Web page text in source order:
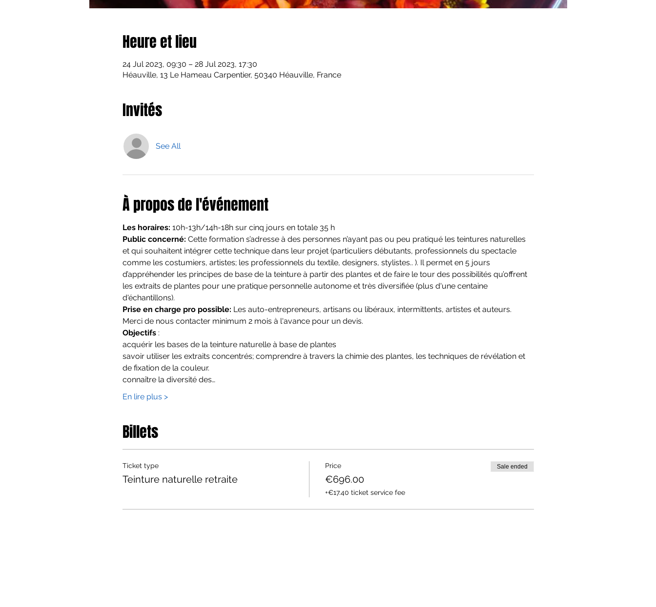
Heure et lieu
24 Jul 2023, 09:30 – 28 Jul 2023, 17:30
Héauville, 13 Le Hameau Carpentier, 50340 Héauville, France
Invités
See All
À propos de l'événement
Les horaires: 10h-13h/14h-18h sur cinq jours en totale 35 h
Public concerné: Cette formation s’adresse à des personnes n’ayant pas ou peu pratiqué les teintures naturelles
et qui souhaitent intégrer cette technique dans leur projet (particuliers débutants, professionnels du spectacle
comme les costumiers, artistes; les professionnels du textile, designers, stylistes.. ). Il permet en 5 jours
d’appréhender les principes de base de la teinture à partir des plantes et de faire le tour des possibilités qu’offrent
les extraits de plantes pour une pratique personnelle autonome et très diversifiée (plus d'une centaine
d'échantillons).
Prise en charge pro possible: Les auto-entrepreneurs, artisans ou libéraux, intermittents, artistes et auteurs.
Merci de nous contacter minimum 2 mois à l'avance pour un devis.
Objectifs :
acquérir les bases de la teinture naturelle à base de plantes
savoir utiliser les extraits concentrés; comprendre à travers la chimie des plantes, les techniques de révélation et
de fixation de la couleur.
connaître la diversité des…
En lire plus >
Billets
Ticket type
Teinture naturelle retraite
Price
€696.00
+€17.40 ticket service fee
Sale ended